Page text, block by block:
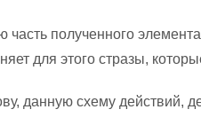
часть полученного
для этого стразы,
данную схему действий,